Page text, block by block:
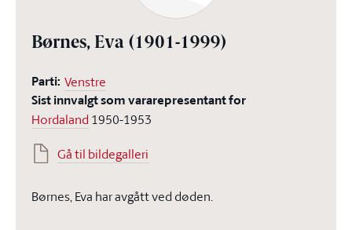
Børnes, Eva (1901-1999)
Parti: Venstre
Sist innvalgt som vararepresentant for
Hordaland 1950-1953
Gå til bildegalleri
Børnes, Eva har avgått ved døden.